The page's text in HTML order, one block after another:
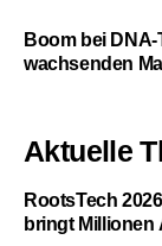
Boom bei
wachsenden
Aktuelle
RootsTech
bringt